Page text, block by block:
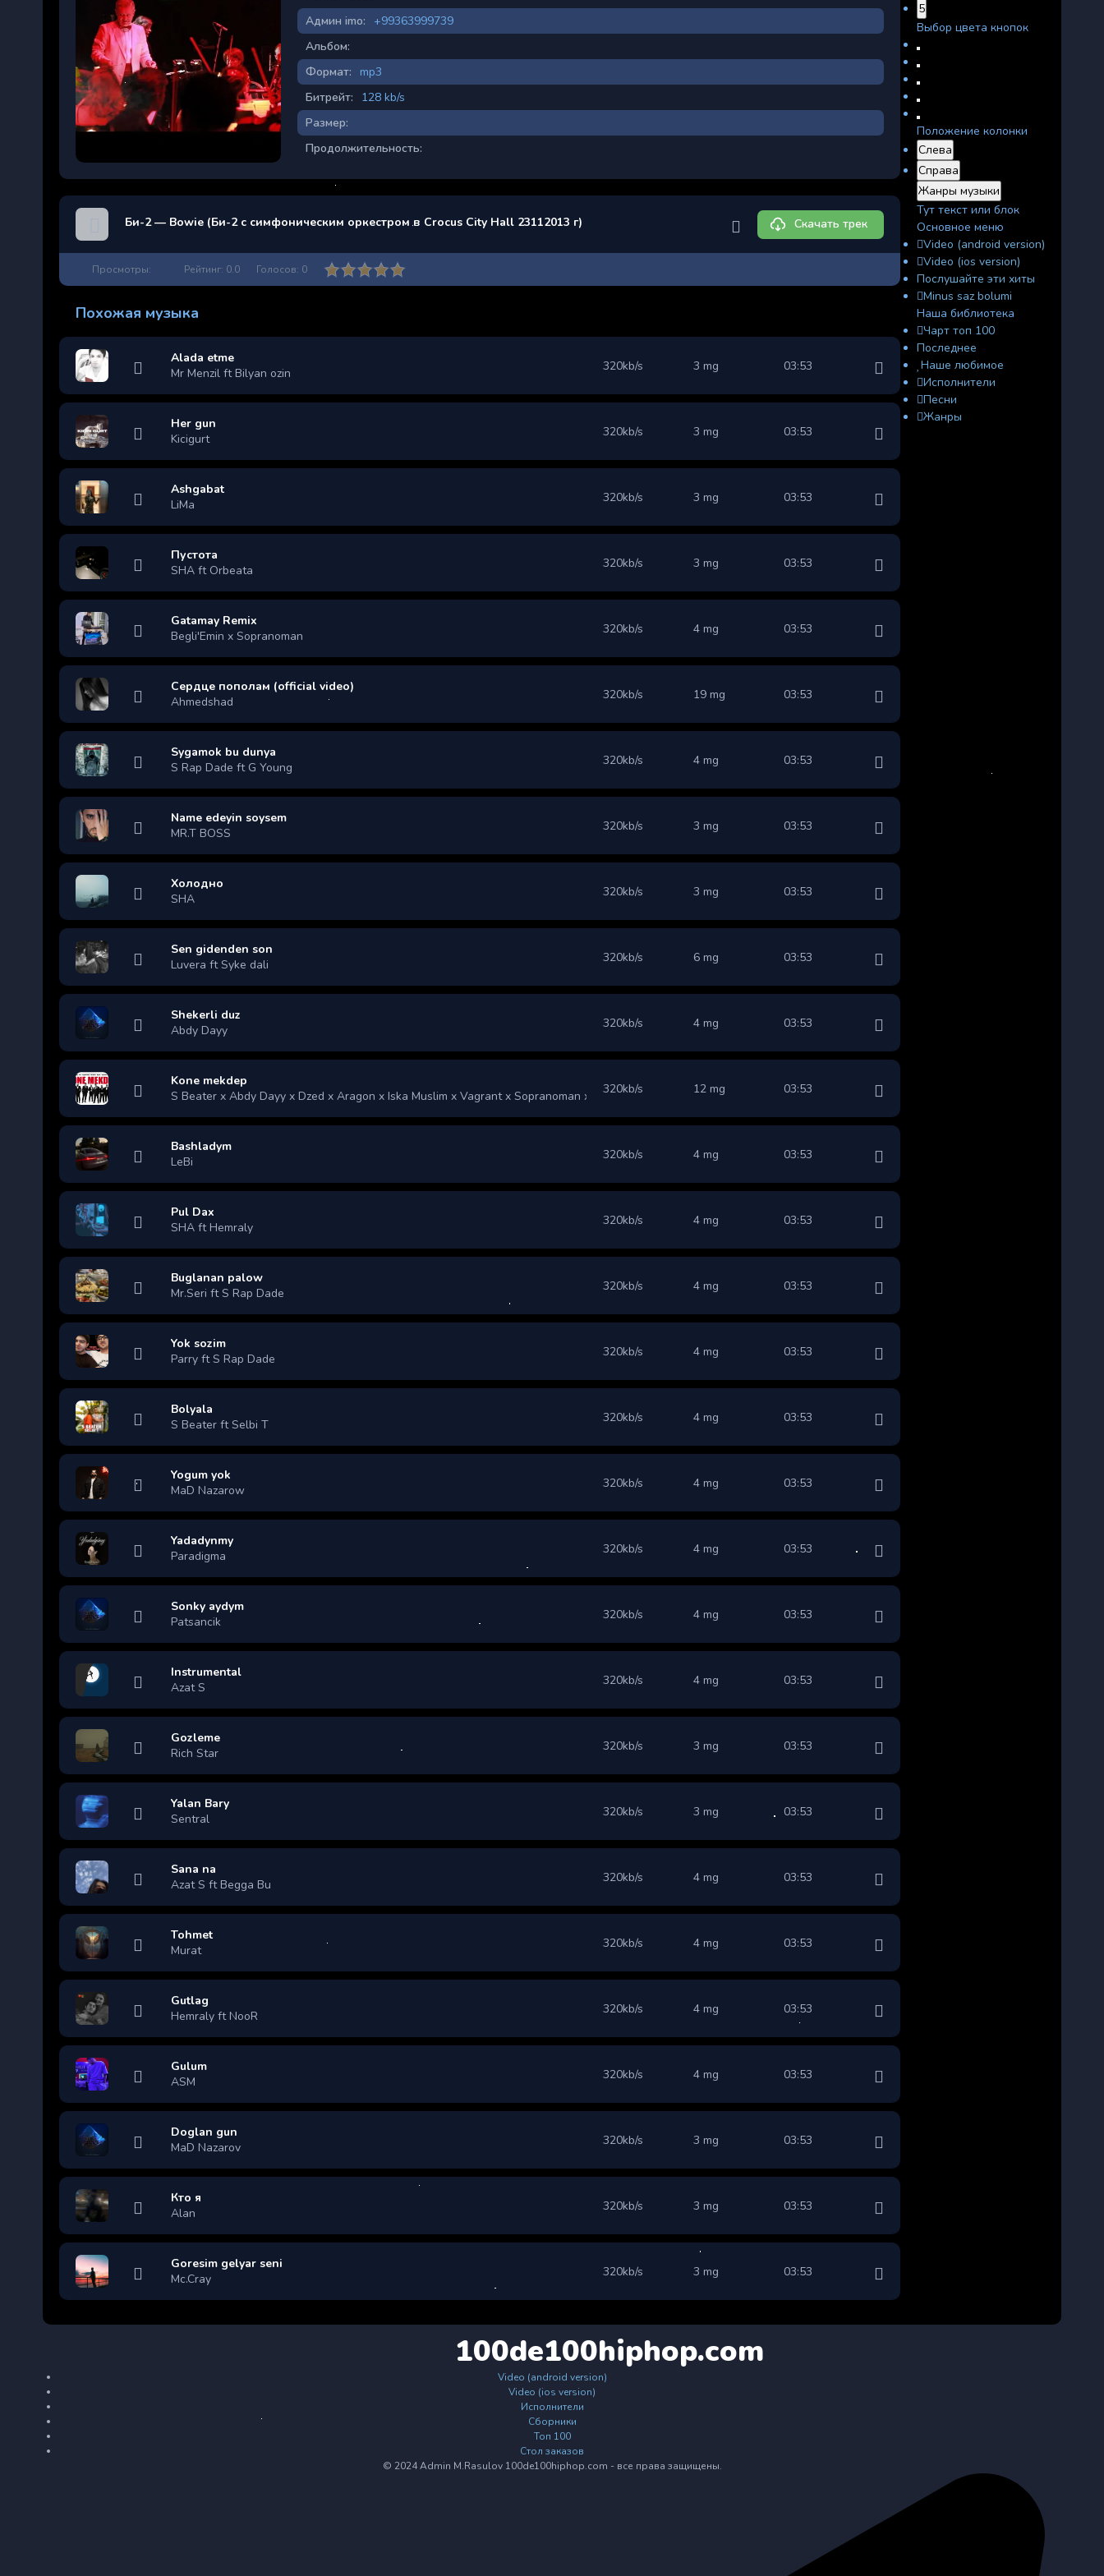
Админ imo:
+99363999739
Альбом:
Формат:
mp3
Битрейт:
128 kb/s
Размер:
Продолжительность:
Би-2 — Bowie (Би-2 с симфоническим оркестром в Crocus City Hall 23112013 г) Скачать трек
Просмотры: Рейтинг: 0.0 Голосов: 0
Похожая музыка
Alada etme
Mr Menzil ft Bilyan ozin
320kb/s 3 mg 03:53
Her gun
Kicigurt
320kb/s 3 mg 03:53
Ashgabat
LiMa
320kb/s 3 mg 03:53
Пустота
SHA ft Orbeata
320kb/s 3 mg 03:53
Gatamay Remix
Begli'Emin x Sopranoman
320kb/s 4 mg 03:53
Сердце пополам (official video)
Ahmedshad
320kb/s 19 mg 03:53
Sygamok bu dunya
S Rap Dade ft G Young
320kb/s 4 mg 03:53
Name edeyin soysem
MR.T BOSS
320kb/s 3 mg 03:53
Холодно
SHA
320kb/s 3 mg 03:53
Sen gidenden son
Luvera ft Syke dali
320kb/s 6 mg 03:53
Shekerli duz
Abdy Dayy
320kb/s 4 mg 03:53
Kone mekdep
S Beater x Abdy Dayy x Dzed x Aragon x Iska Muslim x Vagrant x Sopranoman x MaD Nazarov
320kb/s 12 mg 03:53
Bashladym
LeBi
320kb/s 4 mg 03:53
Pul Dax
SHA ft Hemraly
320kb/s 4 mg 03:53
Buglanan palow
Mr.Seri ft S Rap Dade
320kb/s 4 mg 03:53
Yok sozim
Parry ft S Rap Dade
320kb/s 4 mg 03:53
Bolyala
S Beater ft Selbi T
320kb/s 4 mg 03:53
Yogum yok
MaD Nazarow
320kb/s 4 mg 03:53
Yadadynmy
Paradigma
320kb/s 4 mg 03:53
Sonky aydym
Patsancik
320kb/s 4 mg 03:53
Instrumental
Azat S
320kb/s 4 mg 03:53
Gozleme
Rich Star
320kb/s 3 mg 03:53
Yalan Bary
Sentral
320kb/s 3 mg 03:53
Sana na
Azat S ft Begga Bu
320kb/s 4 mg 03:53
Tohmet
Murat
320kb/s 4 mg 03:53
Gutlag
Hemraly ft NooR
320kb/s 4 mg 03:53
Gulum
ASM
320kb/s 4 mg 03:53
Doglan gun
MaD Nazarov
320kb/s 3 mg 03:53
Кто я
Alan
320kb/s 3 mg 03:53
Goresim gelyar seni
Mc.Cray
320kb/s 3 mg 03:53
5
Выбор цвета кнопок
Положение колонки
Слева
Справа
Жанры музыки
Тут текст или блок
Основное меню
Video (android version)
Video (ios version)
Послушайте эти хиты
Minus saz bolumi
Наша библиотека
Чарт топ 100
Последнее
Наше любимое
Исполнители
Песни
Жанры
100de100hiphop.com
Video (android version)
Video (ios version)
Исполнители
Сборники
Топ 100
Стол заказов
© 2024 Admin M.Rasulov 100de100hiphop.com - все права защищены.